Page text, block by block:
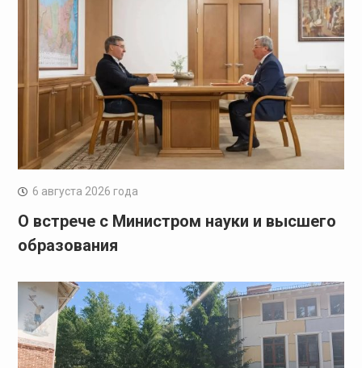
6 августа 2026 года
О встрече с Министром науки и высшего
образования